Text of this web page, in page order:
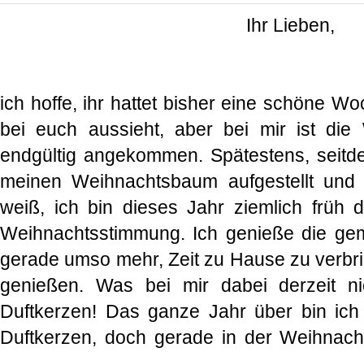
Ihr Lieben,
ich hoffe, ihr hattet bisher eine schöne
bei euch aussieht, aber bei mir ist die
endgültig angekommen. Spätestens,
meinen Weihnachtsbaum aufgestellt
weiß, ich bin dieses Jahr ziemlich früh
Weihnachtsstimmung. Ich genieße die
gerade umso mehr, Zeit zu Hause zu
genießen. Was bei mir dabei derzeit
Duftkerzen! Das ganze Jahr über bin
Duftkerzen, doch gerade in der